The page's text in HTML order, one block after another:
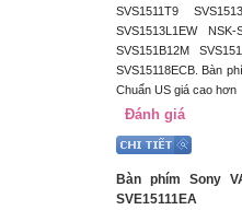
SVS1511T9
SVS1513L1EW NSK-
SVS151B12M
SVS15118ECB. Bàn
Chuẩn US giá cao hơn
Đánh giá
Bàn phím Sony
SVE15111EA